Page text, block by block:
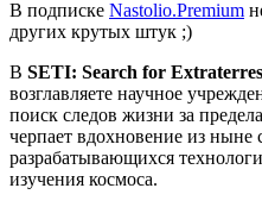
В подписке Nastolio.Premium
других крутых штук ;)
В SETI: Search for
возглавляете научное
поиск следов жизни за
черпает вдохновение из
разрабатывающихся
изучения космоса.